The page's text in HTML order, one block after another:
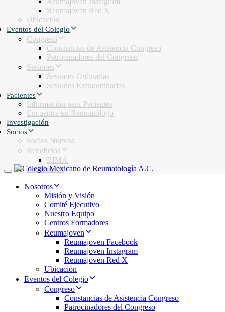
Reumajoven Red X
Ubicación
Eventos del Colegio
Congreso
Constancias de Asistencia Congreso
Patrocinadores del Congreso
Sesiones
Sesiones Ordinarias
Sesiones Extraordinarias
Pacientes
Información para Pacientes
Encuentra un Reumatólogo
Investigación
Socios
Socios Nuevos
Beneficios
RIMA
Facturación
Toggle navigation
Nosotros
Misión y Visión
Comité Ejecutivo
Nuestro Equipo
Centros Formadores
Reumajoven
Reumajoven Facebook
Reumajoven Instagram
Reumajoven Red X
Ubicación
Eventos del Colegio
Congreso
Constancias de Asistencia Congreso
Patrocinadores del Congreso